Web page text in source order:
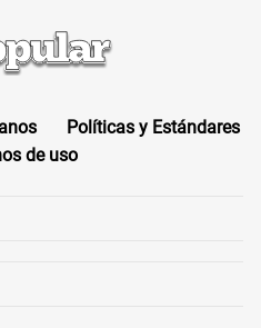
Políticas y Estándares
de uso